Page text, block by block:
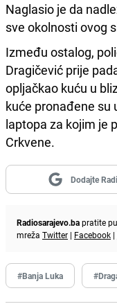
Naglasio je da
sve okolnosti ovog
Između ostalog,
Dragičević prije
opljačkao kuću u
kuće pronađene su
laptopa za kojim je
Crkvene.
Dodajte
Radiosarajevo.bapratite
mreža Twitter | Facebook |
#Banja Luka